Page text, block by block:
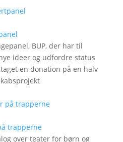
BUP, der har til
ideer og udfordre status
en donation på en halv
trapperne
over teater for børn og